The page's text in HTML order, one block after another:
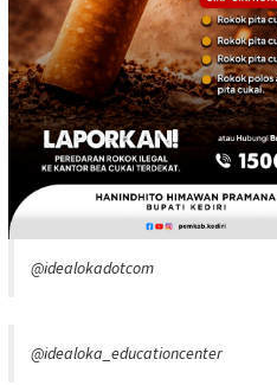
@idealokadotcom
@idealoka_educationcenter